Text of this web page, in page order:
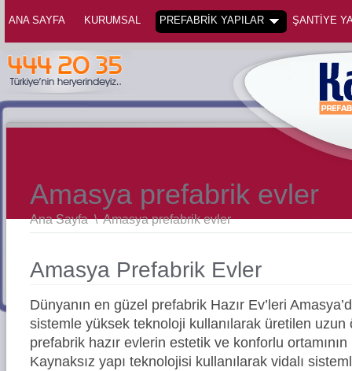
ANA SAYFA KURUMSAL PREFABRİK YAPILAR ŞANTİYE
Amasya prefabrik evler
Ana Sayfa \Amasya prefabrik evler
Amasya Prefabrik Evler
Dünyanın en güzel prefabrik Hazır Ev’leri
sistemle yüksek teknoloji kullanılarak üretilen
prefabrik hazır evlerin estetik ve konforlu ortamının
Kaynaksız yapı teknolojisi kullanılarak vidalı